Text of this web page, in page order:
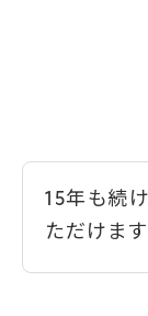
15年も続
ただけます